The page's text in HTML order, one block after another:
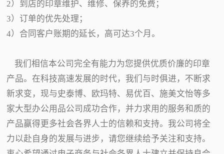
2）到店的印章维护、维修、保养的免费；
3）订单的优先处理；
4）合同客户账期的延长，高可达3个月。
我们相信本公司完全有能力为您提供优质价廉的印章
产品。在科技高速发展的时代，我们与时俱进，不断求
新求变，现与史泰博、欧玛特、易优百、施美文怡等多
家大型办公用品公司成功合作，并力求用的服务和质的
产品赢得更多社会各界人士的信赖和支持。我公司将全
力以赴自身的发展与进步，请您继续给予关注和支持。